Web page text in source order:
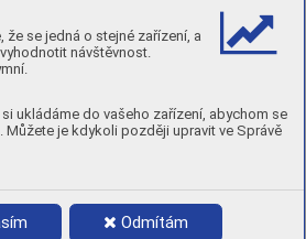
se jedná o stejné zařízení, a
návštěvnost.
ukládáme do vašeho zařízení, abychom se
Můžete je kdykoli později upravit ve Správě
Odmítám